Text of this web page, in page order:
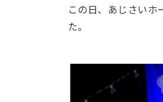
この日、あじさい
た。